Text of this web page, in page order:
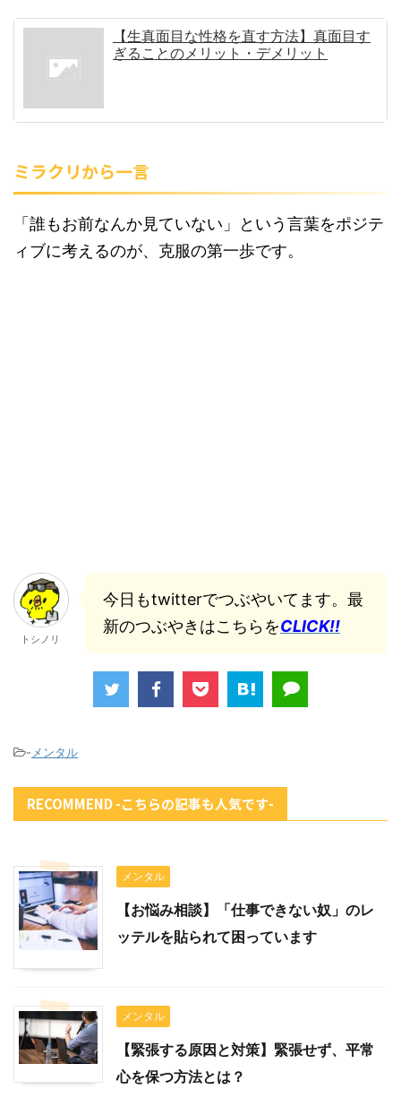
【生真面目な性格を直す方法】真面目す
ぎることのメリット・デメリット
ミラクリから一言
「誰もお前なんか見ていない」という言葉をポジテ
ィブに考えるのが、克服の第一歩です。
トシノリ
今日もtwitterでつぶやいてます。最
新のつぶやきはこちらをCLICK!!
- メンタル
RECOMMEND -こちらの記事も人気です-
メンタル
【お悩み相談】「仕事できない奴」のレ
ッテルを貼られて困っています
メンタル
【緊張する原因と対策】緊張せず、平常
心を保つ方法とは？